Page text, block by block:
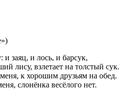
и заяц, и лось, и барсук,
лису, взлетает на толстый сук.
к хорошим друзьям на обед.
слонёнка весёлого нет.